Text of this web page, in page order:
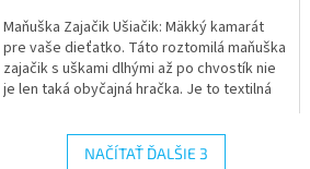
Maňuška Zajačik Ušiačik: Mäkký kamarát
pre vaše dieťatko. Táto roztomilá maňuška
zajačik s uškami dlhými až po chvostík nie
je len taká obyčajná hračka. Je to textilná
NAČÍTAŤ ĎALŠIE 3